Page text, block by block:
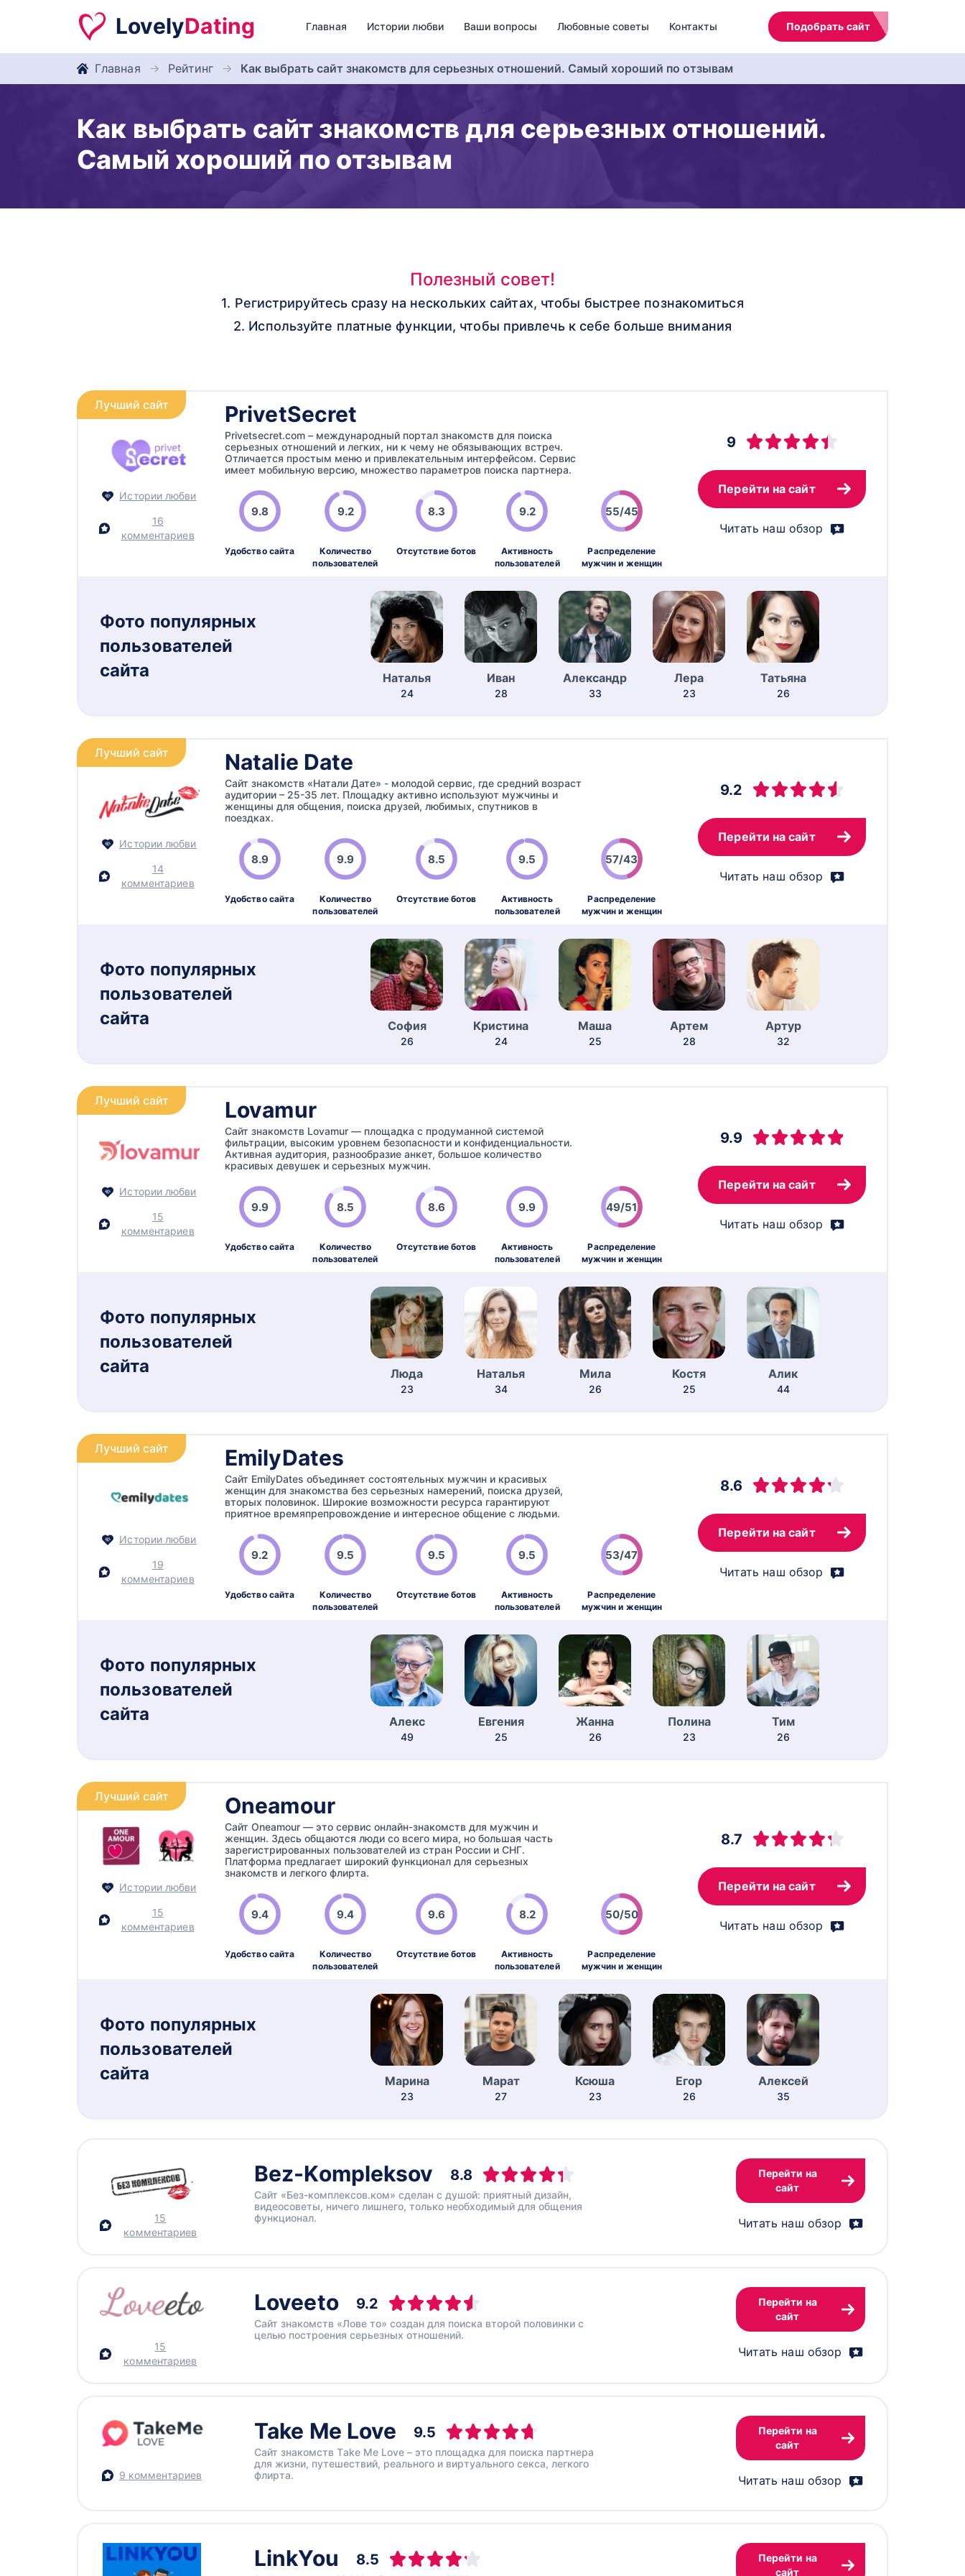
LovelyDating Главная Истории любви Ваши вопросы Любовные советы Контакты Подобрать сайт
Главная Рейтинг Как выбрать сайт знакомств для серьезных отношений. Самый хороший по отзывам
Как выбрать сайт знакомств для серьезных отношений.
Самый хороший по отзывам
Полезный совет!
1. Регистрируйтесь сразу на нескольких сайтах, чтобы быстрее познакомиться
2. Используйте платные функции, чтобы привлечь к себе больше внимания
Лучший сайт
Истории любви
16
комментариев
PrivetSecret
Privetsecret.com – международный портал знакомств для поиска
серьезных отношений и легких, ни к чему не обязывающих встреч.
Отличается простым меню и привлекательным интерфейсом. Сервис
имеет мобильную версию, множество параметров поиска партнера.
9.8
Удобство сайта
9.2
Количество
пользователей
8.3
Отсутствие ботов
9.2
Активность
пользователей
55/45
Распределение
мужчин и женщин
9
Перейти на сайт
Читать наш обзор
Фото популярных
пользователей
сайта
Наталья
24
Иван
28
Александр
33
Лера
23
Татьяна
26
Лучший сайт
Истории любви
14
комментариев
Natalie Date
Сайт знакомств «Натали Дате» - молодой сервис, где средний возраст
аудитории – 25-35 лет. Площадку активно используют мужчины и
женщины для общения, поиска друзей, любимых, спутников в
поездках.
8.9
Удобство сайта
9.9
Количество
пользователей
8.5
Отсутствие ботов
9.5
Активность
пользователей
57/43
Распределение
мужчин и женщин
9.2
Перейти на сайт
Читать наш обзор
Фото популярных
пользователей
сайта
София
26
Кристина
24
Маша
25
Артем
28
Артур
32
Лучший сайт
Истории любви
15
комментариев
Lovamur
Сайт знакомств Lovamur — площадка с продуманной системой
фильтрации, высоким уровнем безопасности и конфиденциальности.
Активная аудитория, разнообразие анкет, большое количество
красивых девушек и серьезных мужчин.
9.9
Удобство сайта
8.5
Количество
пользователей
8.6
Отсутствие ботов
9.9
Активность
пользователей
49/51
Распределение
мужчин и женщин
9.9
Перейти на сайт
Читать наш обзор
Фото популярных
пользователей
сайта
Люда
23
Наталья
34
Мила
26
Костя
25
Алик
44
Лучший сайт
Истории любви
19
комментариев
EmilyDates
Сайт EmilyDates объединяет состоятельных мужчин и красивых
женщин для знакомства без серьезных намерений, поиска друзей,
вторых половинок. Широкие возможности ресурса гарантируют
приятное времяпрепровождение и интересное общение с людьми.
9.2
Удобство сайта
9.5
Количество
пользователей
9.5
Отсутствие ботов
9.5
Активность
пользователей
53/47
Распределение
мужчин и женщин
8.6
Перейти на сайт
Читать наш обзор
Фото популярных
пользователей
сайта
Алекс
49
Евгения
25
Жанна
26
Полина
23
Тим
26
Лучший сайт
Истории любви
15
комментариев
Oneamour
Сайт Oneamour — это сервис онлайн-знакомств для мужчин и
женщин. Здесь общаются люди со всего мира, но большая часть
зарегистрированных пользователей из стран России и СНГ.
Платформа предлагает широкий функционал для серьезных
знакомств и легкого флирта.
9.4
Удобство сайта
9.4
Количество
пользователей
9.6
Отсутствие ботов
8.2
Активность
пользователей
50/50
Распределение
мужчин и женщин
8.7
Перейти на сайт
Читать наш обзор
Фото популярных
пользователей
сайта
Марина
23
Марат
27
Ксюша
23
Егор
26
Алексей
35
15
комментариев
Bez-Kompleksov 8.8
Сайт «Без-комплексов.ком» сделан с душой: приятный дизайн,
видеосоветы, ничего лишнего, только необходимый для общения
функционал.
Перейти на
сайт
Читать наш обзор
15
комментариев
Loveeto 9.2
Сайт знакомств «Лове то» создан для поиска второй половинки с
целью построения серьезных отношений.
Перейти на
сайт
Читать наш обзор
9 комментариев
Take Me Love 9.5
Сайт знакомств Тake Мe Love – это площадка для поиска партнера
для жизни, путешествий, реального и виртуального секса, легкого
флирта.
Перейти на
сайт
Читать наш обзор
LinkYou 8.5
Перейти на
сайт